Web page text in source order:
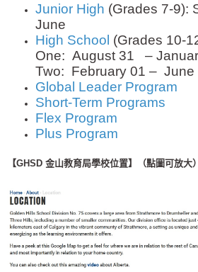
Junior High (Grades 7-9):
June
High School (Grades 10-
One: August 31 –
Two: February 01 – June
Global Leader Program
Short-Term Programs
Flex Program
Plus Program
【GHSD 金山教育局學校位置】（點圖可放大）